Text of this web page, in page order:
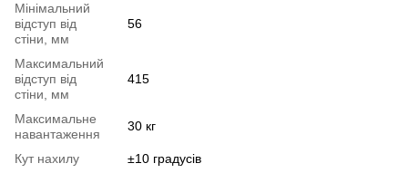
Мінімальний
відступ від
стіни, мм
56
Максимальний
відступ від
стіни, мм
415
Максимальне
навантаження
30 кг
Кут нахилу
±10 градусів